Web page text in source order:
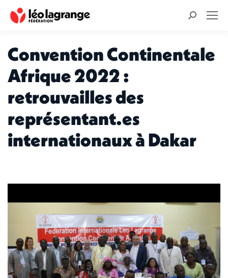
Recherche
Convention Continentale
Afrique 2022 :
retrouvailles des
représentant.es
internationaux à Dakar